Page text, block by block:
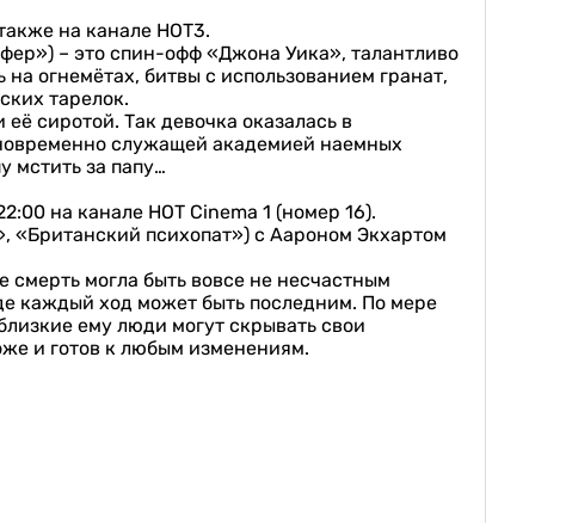
на канале HOT3.
– это спин-офф «Джона Уика», талантливо
огнемётах, битвы с использованием гранат,
тарелок.
сиротой. Так девочка оказалась в
служащей академией наемных
мстить за папу…
на канале HOT Cinema 1 (номер 16).
психопат») с Аароном Экхартом
могла быть вовсе не несчастным
каждый ход может быть последним. По мере
ему люди могут скрывать свои
и готов к любым изменениям.